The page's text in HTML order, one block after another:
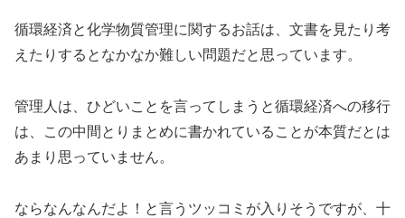
循環経済と化学物質管理に関するお話は、文書を見たり考
えたりするとなかなか難しい問題だと思っています。
管理人は、ひどいことを言ってしまうと循環経済への移行
は、この中間とりまとめに書かれていることが本質だとは
あまり思っていません。
ならなんなんだよ！と言うツッコミが入りそうですが、十